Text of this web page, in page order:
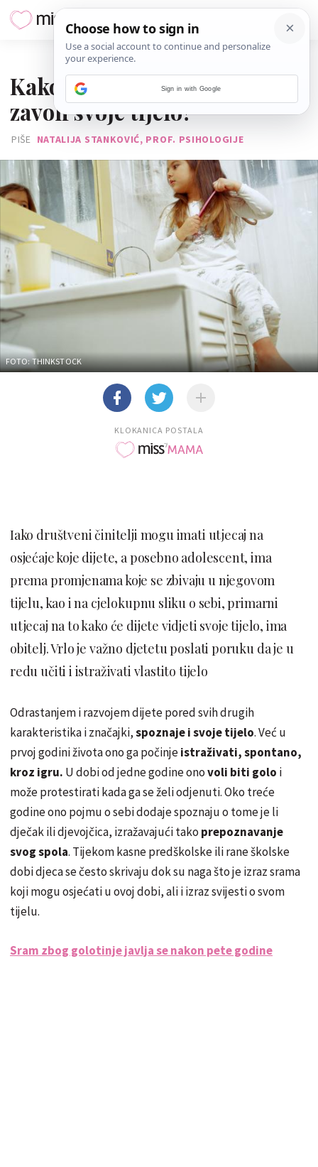
Kako pomoći djetetu da
zavoli svoje tijelo?
PIŠE NATALIJA STANKOVIĆ, PROF. PSIHOLOGIJE
FOTO: THINKSTOCK
KLOKANICA POSTALA
Iako društveni činitelji mogu imati utjecaj na
osjećaje koje dijete, a posebno adolescent, ima
prema promjenama koje se zbivaju u njegovom
tijelu, kao i na cjelokupnu sliku o sebi, primarni
utjecaj na to kako će dijete vidjeti svoje tijelo, ima
obitelj. Vrlo je važno djetetu poslati poruku da je u
redu učiti i istraživati vlastito tijelo
Odrastanjem i razvojem dijete pored svih drugih
karakteristika i značajki,spoznaje i svoje tijelo. Već u
prvoj godini života ono ga počinjeistraživati, spontano,
kroz igru. U dobi od jedne godine onovoli biti golo i
može protestirati kada ga se želi odjenuti. Oko treće
godine ono pojmu o sebi dodaje spoznaju o tome je li
dječak ili djevojčica, izražavajući tako prepoznavanje
svog spola. Tijekom kasne predškolske ili rane školske
dobi djeca se često skrivaju dok su naga što je izraz srama
koji mogu osjećati u ovoj dobi, ali i izraz svijesti o svom
tijelu.
Sram zbog golotinje javlja se nakon pete godine
Sign in with Google